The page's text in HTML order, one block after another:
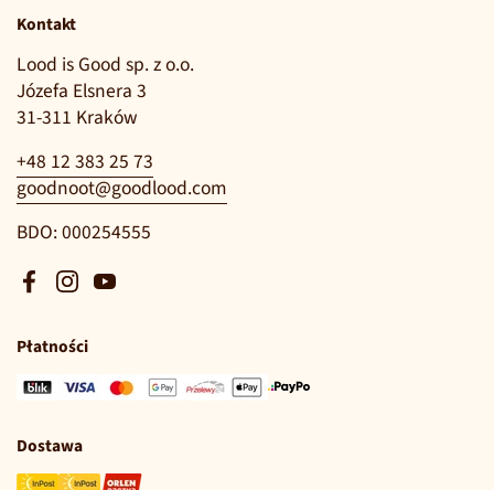
Kontakt
Lood is Good sp. z o.o.
Józefa Elsnera 3
31-311 Kraków
+48 12 383 25 73
goodnoot@goodlood.com
BDO: 000254555
Facebook
Instagram
YouTube
Płatności
Dostawa